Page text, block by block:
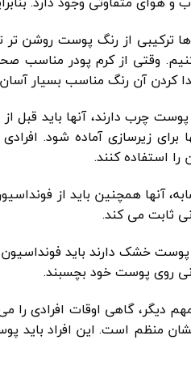
ها ترکیبی از رنگ پوست روشن
وقتی از کرم پودر مناسب
کردن آن رنگ مناسب بسیار
چرب دارند، آنها باید قبل
برای زیرسازی آماده شود.
را استفاده کنند.
آنها همچنین باید از
ثابت می کند.
خشک دارند باید فونداسیون
روی پوست خود بچسبند.